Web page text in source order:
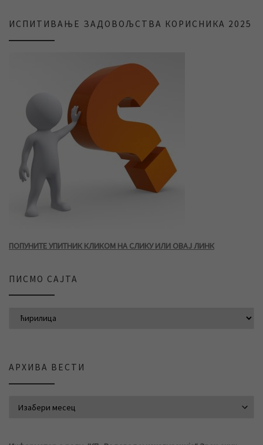
ИСПИТИВАЊЕ ЗАДОВОЉСТВА КОРИСНИКА 2025
ПОПУНИТЕ УПИТНИК КЛИКОМ НА СЛИКУ ИЛИ ОВАЈ ЛИНК
ПИСМО САЈТА
АРХИВА ВЕСТИ